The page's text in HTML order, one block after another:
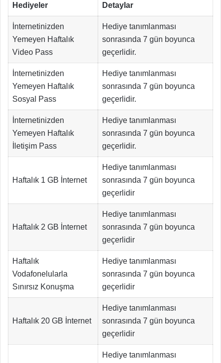
Hediyeler Detaylar
İnternetinizden
Yemeyen Haftalık
Video Pass
Hediye tanımlanması
sonrasında 7 gün boyunca
geçerlidir.
İnternetinizden
Yemeyen Haftalık
Sosyal Pass
Hediye tanımlanması
sonrasında 7 gün boyunca
geçerlidir.
İnternetinizden
Yemeyen Haftalık
İletişim Pass
Hediye tanımlanması
sonrasında 7 gün boyunca
geçerlidir.
Haftalık 1 GB İnternet
Hediye tanımlanması
sonrasında 7 gün boyunca
geçerlidir
Haftalık 2 GB İnternet
Hediye tanımlanması
sonrasında 7 gün boyunca
geçerlidir
Haftalık
Vodafonelularla
Sınırsız Konuşma
Hediye tanımlanması
sonrasında 7 gün boyunca
geçerlidir
Haftalık 20 GB İnternet
Hediye tanımlanması
sonrasında 7 gün boyunca
geçerlidir
Hediye tanımlanması